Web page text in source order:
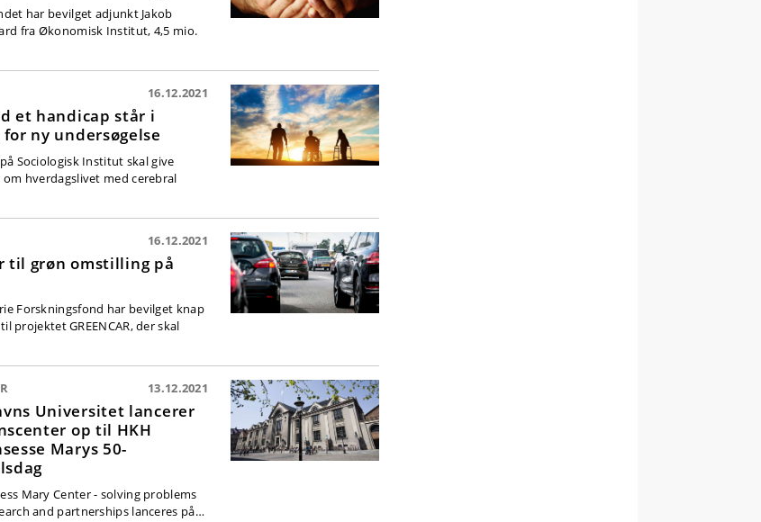
har bevilget adjunkt Jakob
fra Økonomisk Institut, 4,5 mio.
16.12.2021
et handicap står i
ny undersøgelse
Sociologisk Institut skal give
hverdagslivet med cerebral
16.12.2021
til grøn omstilling på
Forskningsfond har bevilget knap
projektet GREENCAR, der skal
13.12.2021
Universitet lancerer
op til HKH
Marys 50-
Mary Center - solving problems
and partnerships lanceres på…